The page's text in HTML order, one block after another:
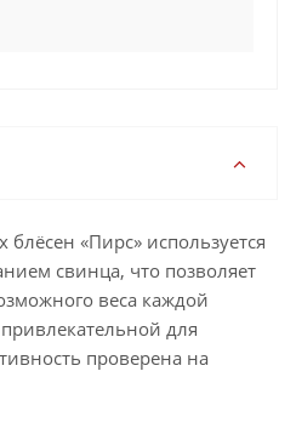
«Пирс» используется
свинца, что позволяет
веса каждой
для
проверена на